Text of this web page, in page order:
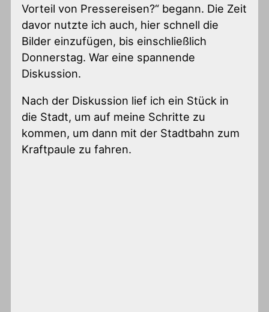
Vorteil von Pressereisen?“ begann. Die Zeit
davor nutzte ich auch, hier schnell die
Bilder einzufügen, bis einschließlich
Donnerstag. War eine spannende
Diskussion.
Nach der Diskussion lief ich ein Stück in
die Stadt, um auf meine Schritte zu
kommen, um dann mit der Stadtbahn zum
Kraftpaule zu fahren.